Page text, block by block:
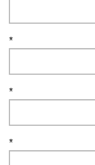
*
*
*